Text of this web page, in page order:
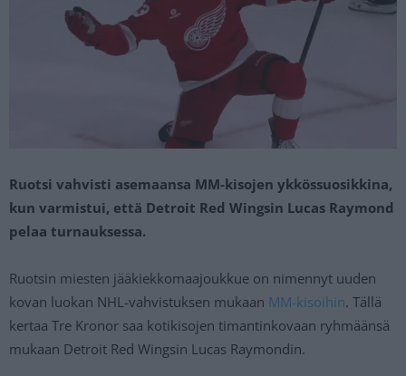
Ruotsi vahvisti asemaansa MM-kisojen ykkössuosikkina,
kun varmistui, että Detroit Red Wingsin Lucas Raymond
pelaa turnauksessa.
Ruotsin miesten jääkiekkomaajoukkue on nimennyt uuden
kovan luokan NHL-vahvistuksen mukaan MM-kisoihin. Tällä
kertaa Tre Kronor saa kotikisojen timantinkovaan ryhmäänsä
mukaan Detroit Red Wingsin Lucas Raymondin.